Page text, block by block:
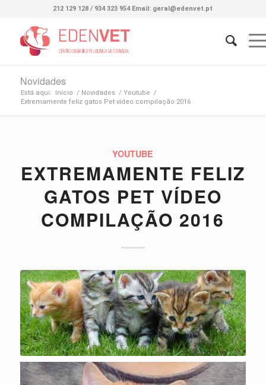
212 129 128 / 934 323 954 Email: geral@edenvet.pt
Novidades
Está aqui: Início / Novidades / Youtube /
Extremamente feliz gatos Pet vídeo compilação 2016
YOUTUBE
EXTREMAMENTE FELIZ
GATOS PET VÍDEO
COMPILAÇÃO 2016